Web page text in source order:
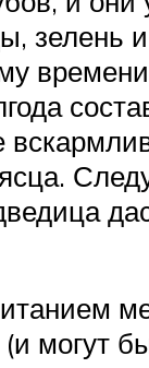
зелень
могут